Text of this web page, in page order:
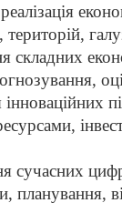
територій,
складних
сучасних
планування,